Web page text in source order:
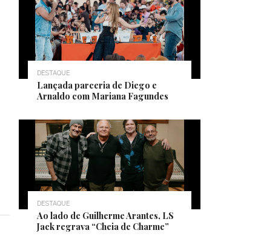
DESTAQUE
Lançada parceria de Diego e
Arnaldo com Mariana Fagundes
DESTAQUE
Ao lado de Guilherme Arantes, LS
Jack regrava “Cheia de Charme”